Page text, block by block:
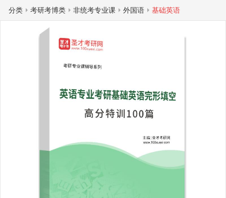
分类 考研考博类 非统考专业课 外国语 基础英语